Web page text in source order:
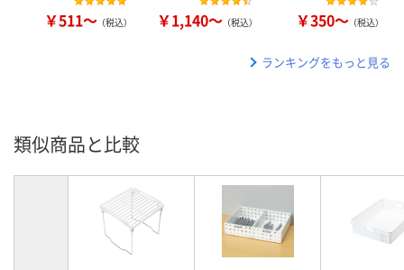
￥511～ （税込） ￥1,140～ （税込） ￥350～ （税込）
ランキングをもっと見る
類似商品と比較